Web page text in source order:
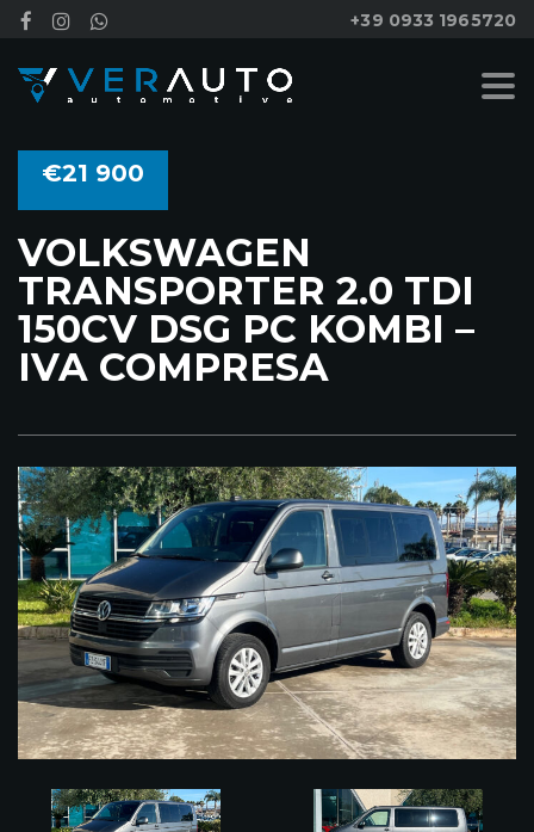
+39 0933 1965720
€21 900
VOLKSWAGEN
TRANSPORTER 2.0 TDI
150CV DSG PC KOMBI –
IVA COMPRESA